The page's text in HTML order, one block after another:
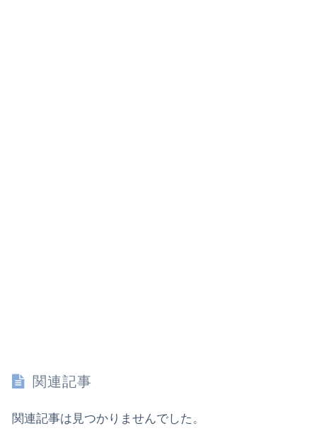
関連記事
関連記事は見つかりませんでした。